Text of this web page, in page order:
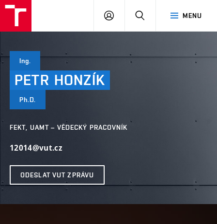
MENU
PŘIHLÁSIT
Ing.
PETR HONZÍK
Ph.D.
FEKT, UAMT – VĚDECKÝ PRACOVNÍK
12014@vut.cz
ODESLAT VUT ZPRÁVU